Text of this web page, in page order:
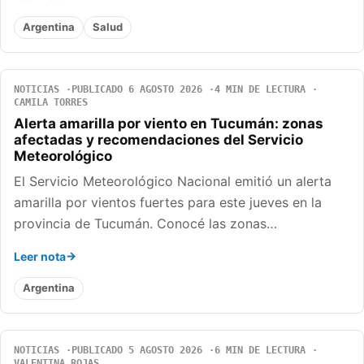
Argentina Salud
NOTICIAS PUBLICADO 6 AGOSTO 2026
4 MIN DE LECTURA
CAMILA TORRES
Alerta amarilla por viento en Tucumán: zonas
afectadas y recomendaciones del Servicio
Meteorológico
El Servicio Meteorológico Nacional emitió un alerta
amarilla por vientos fuertes para este jueves en la
provincia de Tucumán. Conocé las zonas…
Leer nota
Argentina
NOTICIAS PUBLICADO 5 AGOSTO 2026
6 MIN DE LECTURA